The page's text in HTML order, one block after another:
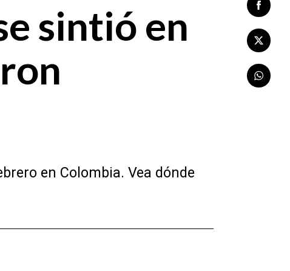
sintió en
en Colombia. Vea dónde